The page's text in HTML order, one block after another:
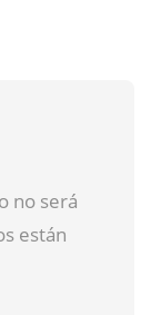
no será
están